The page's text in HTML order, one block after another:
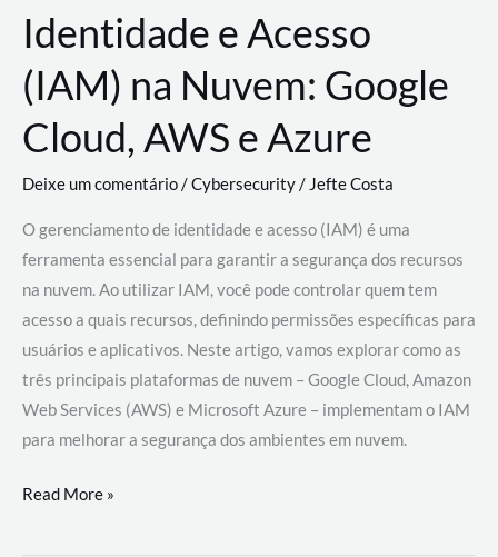
Identidade e Acesso
(IAM) na Nuvem: Google
Cloud, AWS e Azure
Deixe um comentário/Cybersecurity/ Jefte Costa
O gerenciamento de identidade e acesso (IAM) é uma
ferramenta essencial para garantir a segurança dos recursos
na nuvem. Ao utilizar IAM, você pode controlar quem tem
acesso a quais recursos, definindo permissões específicas para
usuários e aplicativos. Neste artigo, vamos explorar como as
três principais plataformas de nuvem – Google Cloud, Amazon
Web Services (AWS) e Microsoft Azure – implementam o IAM
para melhorar a segurança dos ambientes em nuvem.
Gerenciamento
Read More »